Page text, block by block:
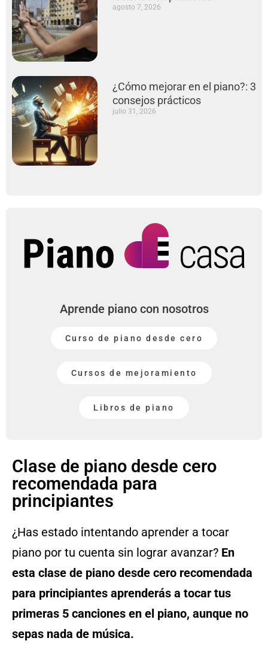
agosto 7, 2026
¿Cómo mejorar en el piano?: 3
consejos prácticos
julio 31, 2026
Aprende piano con nosotros
Curso de piano desde cero
Cursos de mejoramiento
Libros de piano
Clase de piano desde cero
recomendada para
principiantes
¿Has estado intentando aprender a tocar
piano por tu cuenta sin lograr avanzar? En
esta clase de piano desde cero recomendada
para principiantes aprenderás a tocar tus
primeras 5 canciones en el piano, aunque no
sepas nada de música.